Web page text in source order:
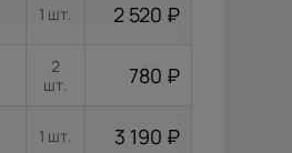
1 шт. 2 520 ₽
2
шт.
780 ₽
1 шт. 3 190 ₽